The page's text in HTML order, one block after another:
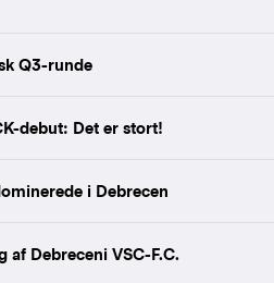
Q3-runde
debut: Det er stort!
i Debrecen
af Debreceni VSC-F.C.